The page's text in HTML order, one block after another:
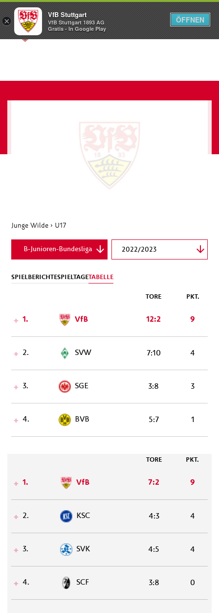
Menü
Junge Wilde › U17
2022/2023
B-Junioren-Bundesliga
SPIELBERICHTESPIELTAGETABELLE
TORE PKT.
1. VfB 12:2 9
2. SVW 7:10 4
3. SGE 3:8 3
4. BVB 5:7 1
TORE PKT.
1. VfB 7:2 9
2. KSC 4:3 4
3. SVK 4:5 4
4. SCF 3:8 0
×
VfB Stuttgart
VfB Stuttgart 1893 AG
Gratis - In Google Play
ÖFFNEN